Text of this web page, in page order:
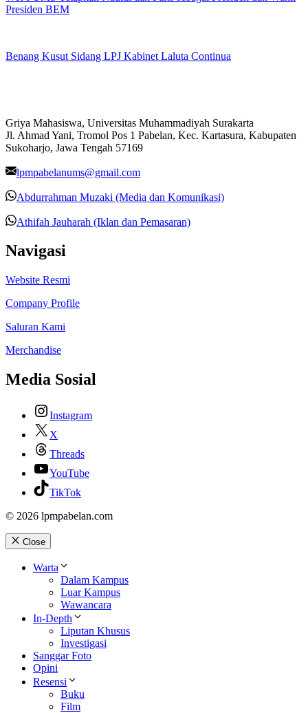
Presiden BEM
Benang Kusut Sidang LPJ Kabinet Laluta Continua
Griya Mahasiswa, Universitas Muhammadiyah Surakarta
Jl. Ahmad Yani, Tromol Pos 1 Pabelan, Kec. Kartasura, Kabupaten
Sukoharjo, Jawa Tengah 57169
lpmpabelanums@gmail.com
Abdurrahman Muzaki (Media dan Komunikasi)
Athifah Jauharah (Iklan dan Pemasaran)
Navigasi
Website Resmi
Company Profile
Saluran Kami
Merchandise
Media Sosial
Instagram
X
Threads
YouTube
TikTok
© 2026 lpmpabelan.com
Close
Warta
Dalam Kampus
Luar Kampus
Wawancara
In-Depth
Liputan Khusus
Investigasi
Sanggar Foto
Opini
Resensi
Buku
Film